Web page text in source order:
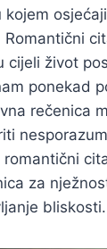
kojem
cijeli život
ponekad
rečenica
za
bliskosti.